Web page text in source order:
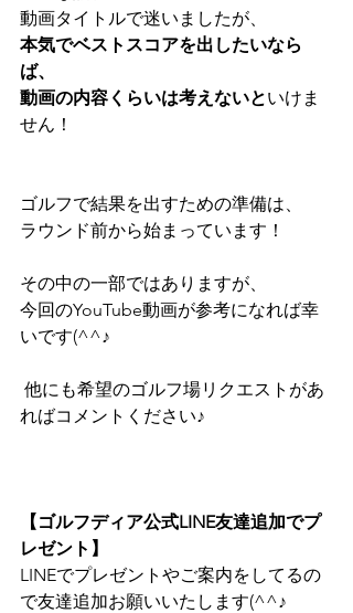
動画タイトルで迷いましたが、
本気でベストスコアを出したいなら
ば、
動画の内容くらいは考えないといけま
せん！
ゴルフで結果を出すための準備は、
ラウンド前から始まっています！
その中の一部ではありますが、
今回のYouTube動画が参考になれば幸
いです(^^♪
ればコメントください♪
【ゴルフディア公式LINE友達追加でプ
レゼント】
LINEでプレゼントやご案内をしてるの
で友達追加お願いいたします(^^♪